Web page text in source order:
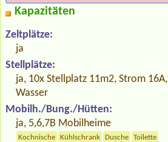
Kapazitäten
Zeltplätze:
ja
Stellplätze:
ja, 10x Stellplatz 11m2, Strom 16A,
Wasser
Mobilh./Bung./Hütten:
ja, 5,6,7B Mobilheime
Kochnische Kühlschrank Dusche
Toilette